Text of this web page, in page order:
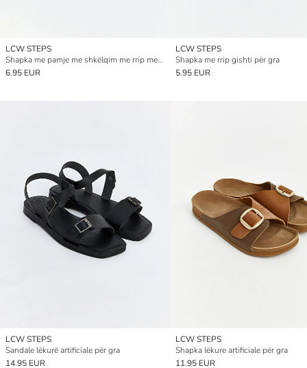
LCW STEPS
Shapka me pamje me shkëlqim me rrip mes gishtash për gra
6.95 EUR
LCW STEPS
Shapka me rrip gishti për gra
5.95 EUR
LCW STEPS
Sandale lëkurë artificiale për gra
14.95 EUR
LCW STEPS
Shapka lëkure artificiale për gra
11.95 EUR